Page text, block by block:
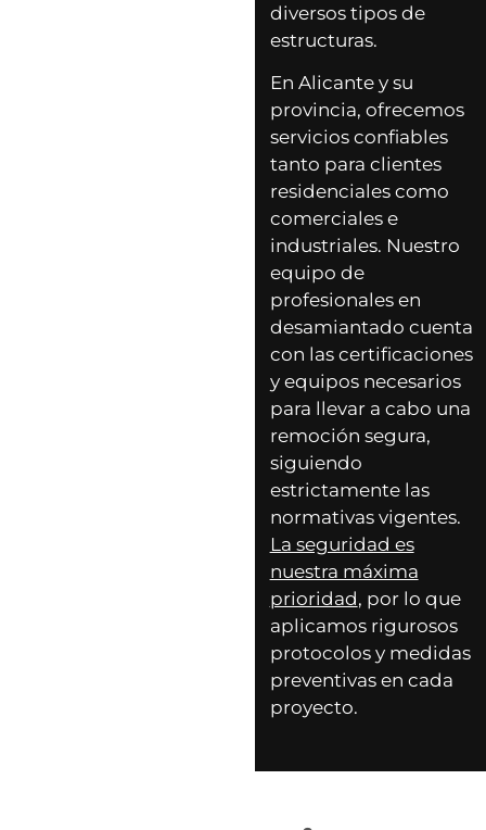
diversos tipos de
estructuras.
En Alicante y su
provincia, ofrecemos
servicios confiables
tanto para clientes
residenciales como
comerciales e
industriales. Nuestro
equipo de
profesionales en
desamiantado cuenta
con las certificaciones
y equipos necesarios
para llevar a cabo una
remoción segura,
siguiendo
estrictamente las
normativas vigentes.
La seguridad es
nuestra máxima
prioridad, por lo que
aplicamos rigurosos
protocolos y medidas
preventivas en cada
proyecto.